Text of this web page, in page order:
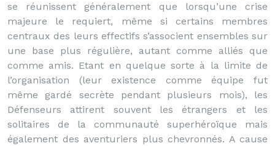
se réunissent généralement que lorsqu’une crise
majeure le requiert, même si certains membres
centraux des leurs effectifs s’associent ensembles sur
une base plus régulière, autant comme alliés que
comme amis. Etant en quelque sorte à la limite de
l’organisation (leur existence comme équipe fut
même gardé secrète pendant plusieurs mois), les
Défenseurs attirent souvent les étrangers et les
solitaires de la communauté superhéroïque mais
également des aventuriers plus chevronnés. A cause